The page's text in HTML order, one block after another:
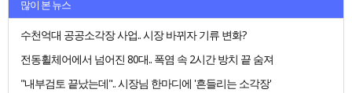
많이 본 뉴스
수천억대 공공소각장 사업.. 시장 바뀌자 기류 변화?
전동휠체어에서 넘어진 80대.. 폭염 속 2시간 방치 끝 숨져
"내부검토 끝났는데".. 시장님 한마디에 '흔들리는 소각장'